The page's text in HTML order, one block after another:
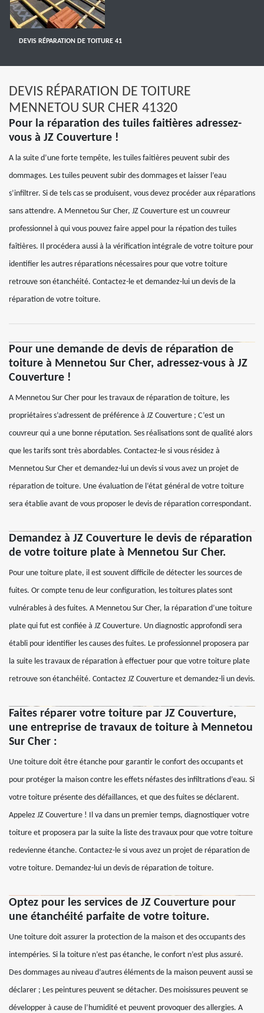
DEVIS RÉPARATION DE TOITURE 41
DEVIS RÉPARATION DE TOITURE
MENNETOU SUR CHER 41320
Pour la réparation des tuiles faitières adressez-
vous à JZ Couverture !
A la suite d’une forte tempête, les tuiles faitières peuvent subir des
dommages. Les tuiles peuvent subir des dommages et laisser l’eau
s’infiltrer. Si de tels cas se produisent, vous devez procéder aux réparations
sans attendre. A Mennetou Sur Cher, JZ Couverture est un couvreur
professionnel à qui vous pouvez faire appel pour la répation des tuiles
faîtières. Il procédera aussi à la vérification intégrale de votre toiture pour
identifier les autres réparations nécessaires pour que votre toiture
retrouve son étanchéité. Contactez-le et demandez-lui un devis de la
réparation de votre toiture.
Pour une demande de devis de réparation de
toiture à Mennetou Sur Cher, adressez-vous à JZ
Couverture !
A Mennetou Sur Cher pour les travaux de réparation de toiture, les
propriétaires s’adressent de préférence à JZ Couverture ; C’est un
couvreur qui a une bonne réputation. Ses réalisations sont de qualité alors
que les tarifs sont très abordables. Contactez-le si vous résidez à
Mennetou Sur Cher et demandez-lui un devis si vous avez un projet de
réparation de toiture. Une évaluation de l’état général de votre toiture
sera établie avant de vous proposer le devis de réparation correspondant.
Demandez à JZ Couverture le devis de réparation
de votre toiture plate à Mennetou Sur Cher.
Pour une toiture plate, il est souvent difficile de détecter les sources de
fuites. Or compte tenu de leur configuration, les toitures plates sont
vulnérables à des fuites. A Mennetou Sur Cher, la réparation d’une toiture
plate qui fut est confiée à JZ Couverture. Un diagnostic approfondi sera
établi pour identifier les causes des fuites. Le professionnel proposera par
la suite les travaux de réparation à effectuer pour que votre toiture plate
retrouve son étanchéité. Contactez JZ Couverture et demandez-li un devis.
Faites réparer votre toiture par JZ Couverture,
une entreprise de travaux de toiture à Mennetou
Sur Cher :
Une toiture doit être étanche pour garantir le confort des occupants et
pour protéger la maison contre les effets néfastes des infiltrations d’eau. Si
votre toiture présente des défaillances, et que des fuites se déclarent.
Appelez JZ Couverture ! Il va dans un premier temps, diagnostiquer votre
toiture et proposera par la suite la liste des travaux pour que votre toiture
redevienne étanche. Contactez-le si vous avez un projet de réparation de
votre toiture. Demandez-lui un devis de réparation de toiture.
Optez pour les services de JZ Couverture pour
une étanchéité parfaite de votre toiture.
Une toiture doit assurer la protection de la maison et des occupants des
intempéries. Si la toiture n’est pas étanche, le confort n’est plus assuré.
Des dommages au niveau d’autres éléments de la maison peuvent aussi se
déclarer ; Les peintures peuvent se détacher. Des moisissures peuvent se
développer à cause de l’humidité et peuvent provoquer des allergies. A